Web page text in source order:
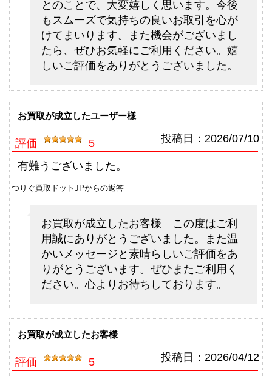
釣具買取クーポン g-
turi20260608
（2026/06/30迄）
シマノ 電動リール 20 ビーストマ
スター MD 3000 未使用
釣具買取クーポン g-
turi20260609（2026/06/30迄）
61,500円
2026/06/06
シマノ 電動リール 21 ビーストマ
スター 3000EJ 未使用
釣具買取クーポン
turi20260610（2026/06/30迄）
60,000円
シマノ フライロッド アスキス
J1508 未使用
釣具買取クーポン
g-
シマノ フライロッド アスキス
J1408 未使用
釣具買取クーポンg-
turi20260502 （2026/05/31迄）
36,000円
2026/05/02
シマノ フライロッド フリースト
ーン LD-S 9025 未使用
釣具買取クーポン g-
turi20260503（2026/05/31迄）
15,000円
2026/05/02
シマノ フライロッド リーストー
ン LD-S 9028 ＃8 9’2” 未使用
13,500円
2026/05/02
とのことで、大変嬉しく思います。今後
もスムーズで気持ちの良いお取引を心が
けてまいります。また機会がございまし
たら、ぜひお気軽にご利用ください。嬉
しいご評価をありがとうございました。
お買取が成立したユーザー様
評価 5 投稿日： 2026/07/10
有難うございました。
つりぐ買取ドットJPからの返答
お買取が成立したお客様 この度はご利
用誠にありがとうございました。また温
かいメッセージと素晴らしいご評価をあ
りがとうございます。ぜひまたご利用く
ださい。心よりお待ちしております。
お買取が成立したお客様
評価 5 投稿日： 2026/04/12